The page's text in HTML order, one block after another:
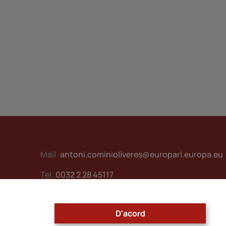
Mail antoni.cominioliveres@europarl.europa.eu
Tel 0032 2 28 45117
D'acord